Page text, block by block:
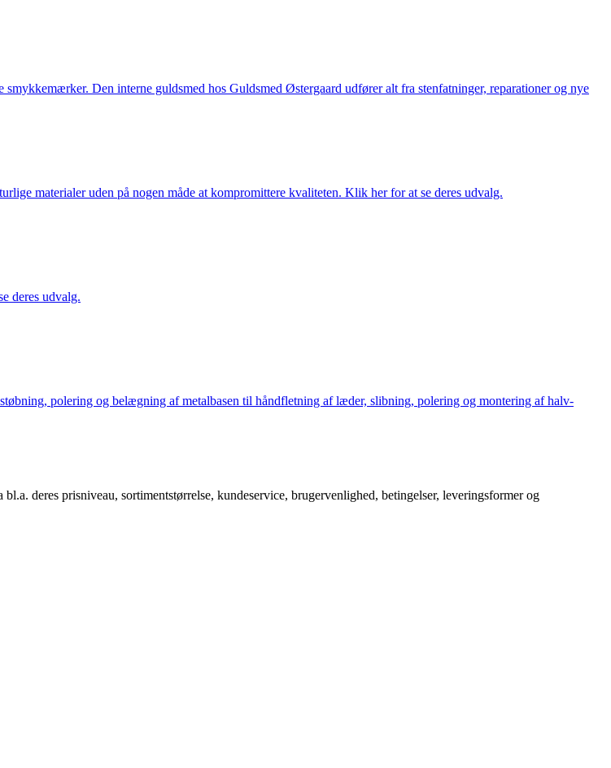
Den interne guldsmed hos Guldsmed Østergaard udfører alt fra stenfatninger, reparationer og nye
materialer uden på nogen måde at kompromittere kvaliteten. Klik her for at se deres udvalg.
deres udvalg.
polering og belægning af metalbasen til håndfletning af læder, slibning, polering og montering af halv-
deres prisniveau, sortimentstørrelse, kundeservice, brugervenlighed, betingelser, leveringsformer og